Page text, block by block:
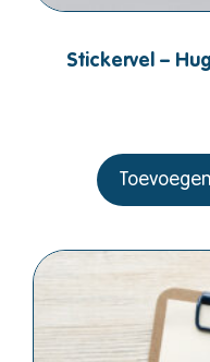
Stickervel –